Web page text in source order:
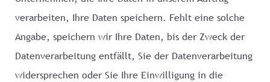
verarbeiten, Ihre Daten speichern. Fehlt eine solche
Angabe, speichern wir Ihre Daten, bis der Zweck der
Datenverarbeitung entfällt, Sie der Datenverarbeitung
widersprechen oder Sie Ihre Einwilligung in die